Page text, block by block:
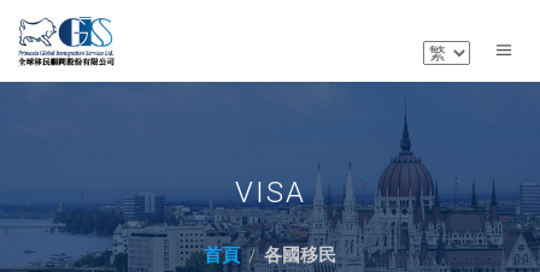
VISA
首頁 各國移民